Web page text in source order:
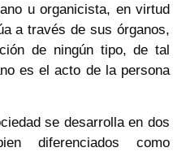
u organicista, en virtud
a través de sus órganos,
de ningún tipo, de tal
es el acto de la persona
se desarrolla en dos
diferenciados como